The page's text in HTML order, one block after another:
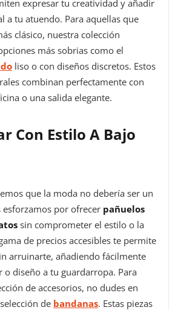
expresar tu creatividad y añadir
a tu atuendo. Para aquellas que
clásico, nuestra colección
más sobrias como el
liso o con diseños discretos. Estos
combinan perfectamente con
o una salida elegante.
Con Estilo A Bajo
que la moda no debería ser un
esforzamos por ofrecer pañuelos
sin comprometer el estilo o la
de precios accesibles te permite
arruinarte, añadiendo fácilmente
o diseño a tu guardarropa. Para
de accesorios, no dudes en
de bandanas. Estas piezas